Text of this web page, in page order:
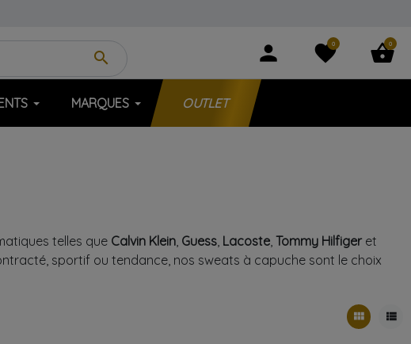
search person favorite
0 shopping_basket
0
MARQUES OUTLET
telles que Calvin Klein, Guess, Lacoste, Tommy Hilfiger et
sportif ou tendance, nos sweats à capuche sont le choix
view_module view_list